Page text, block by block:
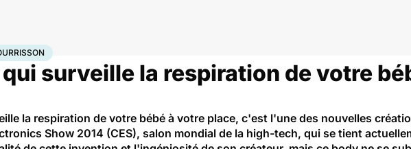
du nourrisson
surveille la respiration de votre
la respiration de votre bébé à votre place, c'est l'une des nouvelles
Show 2014 (CES), salon mondial de la high-tech, qui se tient